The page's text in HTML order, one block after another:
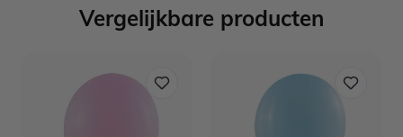
Vergelijkbare producten